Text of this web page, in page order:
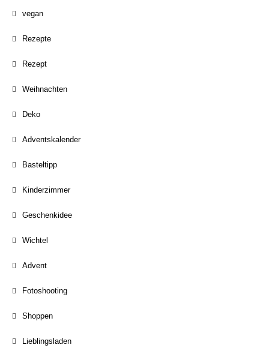
vegan
Rezepte
Rezept
Weihnachten
Deko
Adventskalender
Basteltipp
Kinderzimmer
Geschenkidee
Wichtel
Advent
Fotoshooting
Shoppen
Lieblingsladen